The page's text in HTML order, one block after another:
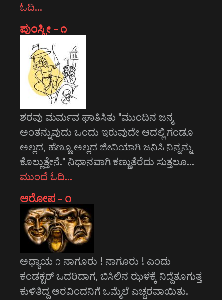
ಓದಿ…
ಪುಂಸ್ತ್ರೀ – ೧
ಶರವು ಮರ್ಮವ ಘಾತಿಸಿತು "ಮುಂದಿನ ಜನ್ಮ
ಅಂತನ್ನುವುದು ಒಂದು ಇರುವುದೇ ಆದಲ್ಲಿ ಗಂಡೂ
ಅಲ್ಲದ, ಹೆಣ್ಣೂ ಅಲ್ಲದ ಜೀವಿಯಾಗಿ ಜನಿಸಿ ನಿನ್ನನ್ನು
ಕೊಲ್ಲುತ್ತೇನೆ." ನಿಧಾನವಾಗಿ ಕಣ್ಣುತೆರೆದು ಸುತ್ತಲೂ…
ಮುಂದೆ ಓದಿ…
ಆರೋಪ – ೧
ಅಧ್ಯಾಯ ೧ ನಾಗೂರು ! ನಾಗೂರು ! ಎಂದು
ಕಂಡಕ್ಟರ್ ಒದರಿದಾಗ, ಬಿಸಿಲಿನ ಝಳಕ್ಕೆ ನಿದ್ದೆತೂಗುತ್ತ
ಕುಳಿತಿದ್ದ ಅರವಿಂದನಿಗೆ ಒಮ್ಮೆಲೆ ಎಚ್ಚರವಾಯಿತು.